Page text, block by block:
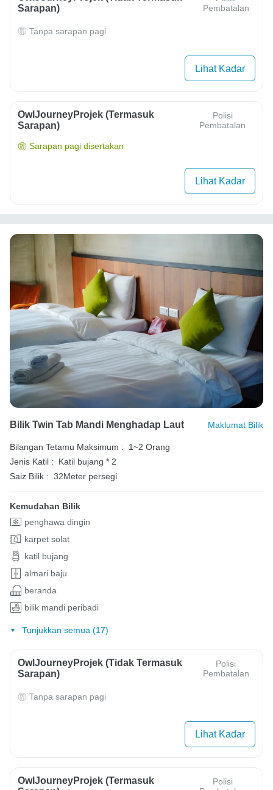
Sarapan)
Pembatalan
Tanpa sarapan pagi
Lihat Kadar
OwlJourneyProjek (Termasuk
Sarapan)
Polisi
Pembatalan
Sarapan pagi disertakan
Lihat Kadar
Bilik Twin Tab Mandi Menghadap Laut Maklumat Bilik
Bilangan Tetamu Maksimum :
1~2 Orang
Jenis Katil :
Katil bujang * 2
Saiz Bilik : 32Meter persegi
Kemudahan Bilik
penghawa dingin
karpet solat
katil bujang
almari baju
beranda
bilik mandi peribadi
Tunjukkan semua (17)
OwlJourneyProjek (Tidak Termasuk
Sarapan)
Polisi
Pembatalan
Tanpa sarapan pagi
Lihat Kadar
OwlJourneyProjek (Termasuk
Polisi